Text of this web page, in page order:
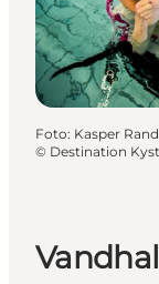
Foto: Kasper
© Destination